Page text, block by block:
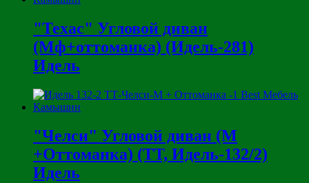
"Техас" Угловой диван
(Мф+оттоманка) (Идель-281)
Идель
"Челси" Угловой диван (М
+Оттоманка) (ТТ, Идель-132/2)
Идель